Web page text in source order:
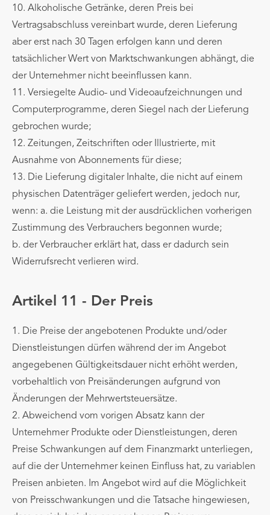
10. Alkoholische Getränke, deren Preis bei
Vertragsabschluss vereinbart wurde, deren Lieferung
aber erst nach 30 Tagen erfolgen kann und deren
tatsächlicher Wert von Marktschwankungen abhängt, die
der Unternehmer nicht beeinflussen kann.
11. Versiegelte Audio- und Videoaufzeichnungen und
Computerprogramme, deren Siegel nach der Lieferung
gebrochen wurde;
12. Zeitungen, Zeitschriften oder Illustrierte, mit
Ausnahme von Abonnements für diese;
13. Die Lieferung digitaler Inhalte, die nicht auf einem
physischen Datenträger geliefert werden, jedoch nur,
wenn: a. die Leistung mit der ausdrücklichen vorherigen
Zustimmung des Verbrauchers begonnen wurde;
b. der Verbraucher erklärt hat, dass er dadurch sein
Widerrufsrecht verlieren wird.
Artikel 11 - Der Preis
1. Die Preise der angebotenen Produkte und/oder
Dienstleistungen dürfen während der im Angebot
angegebenen Gültigkeitsdauer nicht erhöht werden,
vorbehaltlich von Preisänderungen aufgrund von
Änderungen der Mehrwertsteuersätze.
2. Abweichend vom vorigen Absatz kann der
Unternehmer Produkte oder Dienstleistungen, deren
Preise Schwankungen auf dem Finanzmarkt unterliegen,
auf die der Unternehmer keinen Einfluss hat, zu variablen
Preisen anbieten. Im Angebot wird auf die Möglichkeit
von Preisschwankungen und die Tatsache hingewiesen,